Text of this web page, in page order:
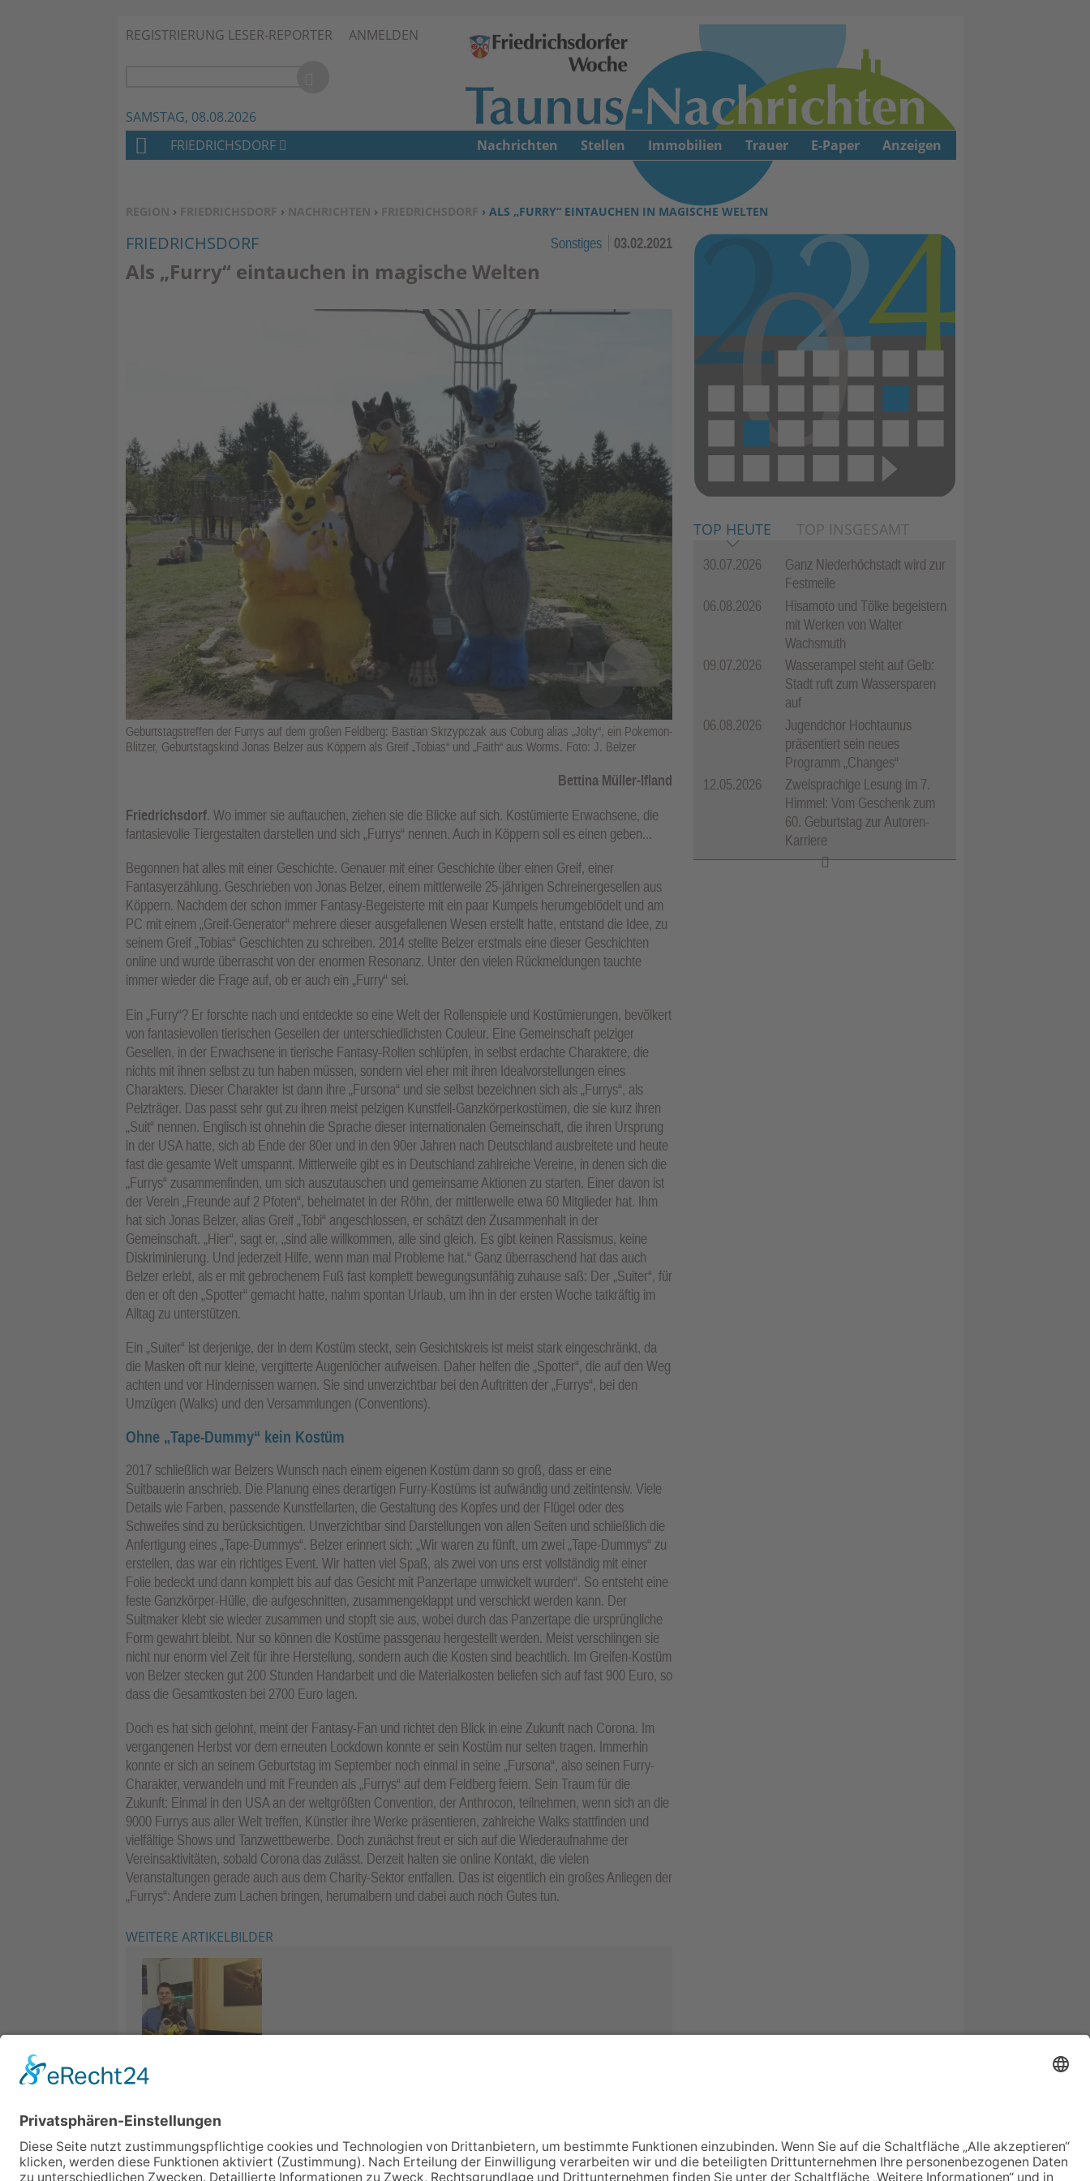
Zum Inhalt springen ↓
REGISTRIERUNG LESER-REPORTER ANMELDEN
SAMSTAG, 08.08.2026
SIE BEFINDEN SICH HIER:
REGION › FRIEDRICHSDORF › NACHRICHTEN › FRIEDRICHSDORF › ALS „FURRY“ EINTAUCHEN IN MAGISCHE WELTEN
FRIEDRICHSDORF Sonstiges 03.02.2021
Als „Furry“ eintauchen in magische Welten
Geburtstagstreffen der Furrys auf dem großen Feldberg: Bastian Skrzypczak aus Coburg alias „Jolty“, ein Pokemon-
Blitzer, Geburtstagskind Jonas Belzer aus Köppern als Greif „Tobias“ und „Faith“ aus Worms. Foto: J. Belzer
Bettina Müller-Ifland
Friedrichsdorf. Wo immer sie auftauchen, ziehen sie die Blicke auf sich. Kostümierte Erwachsene, die
fantasievolle Tiergestalten darstellen und sich „Furrys“ nennen. Auch in Köppern soll es einen geben...
Begonnen hat alles mit einer Geschichte. Genauer mit einer Geschichte über einen Greif, einer
Fantasyerzählung. Geschrieben von Jonas Belzer, einem mittlerweile 25-jährigen Schreinergesellen aus
Köppern. Nachdem der schon immer Fantasy-Begeisterte mit ein paar Kumpels herumgeblödelt und am
PC mit einem „Greif-Generator“ mehrere dieser ausgefallenen Wesen erstellt hatte, entstand die Idee, zu
seinem Greif „Tobias“ Geschichten zu schreiben. 2014 stellte Belzer erstmals eine dieser Geschichten
online und wurde überrascht von der enormen Resonanz. Unter den vielen Rückmeldungen tauchte
immer wieder die Frage auf, ob er auch ein „Furry“ sei.
Ein „Furry“? Er forschte nach und entdeckte so eine Welt der Rollenspiele und Kostümierungen, bevölkert
von fantasievollen tierischen Gesellen der unterschiedlichsten Couleur. Eine Gemeinschaft pelziger
Gesellen, in der Erwachsene in tierische Fantasy-Rollen schlüpfen, in selbst erdachte Charaktere, die
nichts mit ihnen selbst zu tun haben müssen, sondern viel eher mit ihren Idealvorstellungen eines
Charakters. Dieser Charakter ist dann ihre „Fursona“ und sie selbst bezeichnen sich als „Furrys“, als
Pelzträger. Das passt sehr gut zu ihren meist pelzigen Kunstfell-Ganzkörperkostümen, die sie kurz ihren
„Suit“ nennen. Englisch ist ohnehin die Sprache dieser internationalen Gemeinschaft, die ihren Ursprung
in der USA hatte, sich ab Ende der 80er und in den 90er Jahren nach Deutschland ausbreitete und heute
fast die gesamte Welt umspannt. Mittlerweile gibt es in Deutschland zahlreiche Vereine, in denen sich die
„Furrys“ zusammenfinden, um sich auszutauschen und gemeinsame Aktionen zu starten. Einer davon ist
der Verein „Freunde auf 2 Pfoten“, beheimatet in der Röhn, der mittlerweile etwa 60 Mitglieder hat. Ihm
hat sich Jonas Belzer, alias Greif „Tobi“ angeschlossen, er schätzt den Zusammenhalt in der
Gemeinschaft. „Hier“, sagt er, „sind alle willkommen, alle sind gleich. Es gibt keinen Rassismus, keine
Diskriminierung. Und jederzeit Hilfe, wenn man mal Probleme hat.“ Ganz überraschend hat das auch
Belzer erlebt, als er mit gebrochenem Fuß fast komplett bewegungsunfähig zuhause saß: Der „Suiter“, für
den er oft den „Spotter“ gemacht hatte, nahm spontan Urlaub, um ihn in der ersten Woche tatkräftig im
Alltag zu unterstützen.
Ein „Suiter“ ist derjenige, der in dem Kostüm steckt, sein Gesichtskreis ist meist stark eingeschränkt, da
die Masken oft nur kleine, vergitterte Augenlöcher aufweisen. Daher helfen die „Spotter“, die auf den Weg
achten und vor Hindernissen warnen. Sie sind unverzichtbar bei den Auftritten der „Furrys“, bei den
Umzügen (Walks) und den Versammlungen (Conventions).
Ohne „Tape-Dummy“ kein Kostüm
2017 schließlich war Belzers Wunsch nach einem eigenen Kostüm dann so groß, dass er eine
Suitbauerin anschrieb. Die Planung eines derartigen Furry-Kostüms ist aufwändig und zeitintensiv. Viele
Details wie Farben, passende Kunstfellarten, die Gestaltung des Kopfes und der Flügel oder des
Schweifes sind zu berücksichtigen. Unverzichtbar sind Darstellungen von allen Seiten und schließlich die
Anfertigung eines „Tape-Dummys“. Belzer erinnert sich: „Wir waren zu fünft, um zwei „Tape-Dummys“ zu
erstellen, das war ein richtiges Event. Wir hatten viel Spaß, als zwei von uns erst vollständig mit einer
Folie bedeckt und dann komplett bis auf das Gesicht mit Panzertape umwickelt wurden“. So entsteht eine
feste Ganzkörper-Hülle, die aufgeschnitten, zusammengeklappt und verschickt werden kann. Der
Suitmaker klebt sie wieder zusammen und stopft sie aus, wobei durch das Panzertape die ursprüngliche
Form gewahrt bleibt. Nur so können die Kostüme passgenau hergestellt werden. Meist verschlingen sie
nicht nur enorm viel Zeit für ihre Herstellung, sondern auch die Kosten sind beachtlich. Im Greifen-Kostüm
von Belzer stecken gut 200 Stunden Handarbeit und die Materialkosten beliefen sich auf fast 900 Euro, so
dass die Gesamtkosten bei 2700 Euro lagen.
Doch es hat sich gelohnt, meint der Fantasy-Fan und richtet den Blick in eine Zukunft nach Corona. Im
vergangenen Herbst vor dem erneuten Lockdown konnte er sein Kostüm nur selten tragen. Immerhin
konnte er sich an seinem Geburtstag im September noch einmal in seine „Fursona“, also seinen Furry-
Charakter, verwandeln und mit Freunden als „Furrys“ auf dem Feldberg feiern. Sein Traum für die
Zukunft: Einmal in den USA an der weltgrößten Convention, der Anthrocon, teilnehmen, wenn sich an die
9000 Furrys aus aller Welt treffen, Künstler ihre Werke präsentieren, zahlreiche Walks stattfinden und
vielfältige Shows und Tanzwettbewerbe. Doch zunächst freut er sich auf die Wiederaufnahme der
Vereinsaktivitäten, sobald Corona das zulässt. Derzeit halten sie online Kontakt, die vielen
Veranstaltungen gerade auch aus dem Charity-Sektor entfallen. Das ist eigentlich ein großes Anliegen der
„Furrys“: Andere zum Lachen bringen, herumalbern und dabei auch noch Gutes tun.
WEITERE ARTIKELBILDER
TOP HEUTE TOP INSGESAMT
30.07.2026
Ganz Niederhöchstadt wird zur
Festmeile
06.08.2026
Hisamoto und Tölke begeistern
mit Werken von Walter
Wachsmuth
09.07.2026
Wasserampel steht auf Gelb:
Stadt ruft zum Wassersparen
auf
06.08.2026
Jugendchor Hochtaunus
präsentiert sein neues
Programm „Changes“
12.05.2026
Zweisprachige Lesung im 7.
Himmel: Vom Geschenk zum
60. Geburtstag zur Autoren-
Karriere
H
M
E
FRIEDRICHSDORF Nachrichten Stellen Immobilien Trauer E-Paper Anzeigen
NACH OBEN